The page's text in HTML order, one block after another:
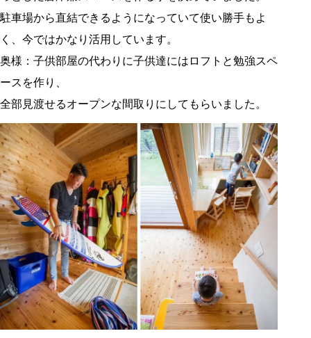
駐車場から直結できるようになっていて使い勝手もよ
く、今ではかなり活用しています。
奥様：子供部屋の代わりに子供達にはロフトと勉強スペ
ースを作り、
全部見渡せるオープンな間取りにしてもらいました。